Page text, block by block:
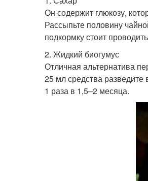
Он содержит глюкозу,
Рассыпьте половину
подкормку стоит
2. Жидкий биогумус
Отличная альтернатива
25 мл средства
1 раза в 1,5–2 месяца.